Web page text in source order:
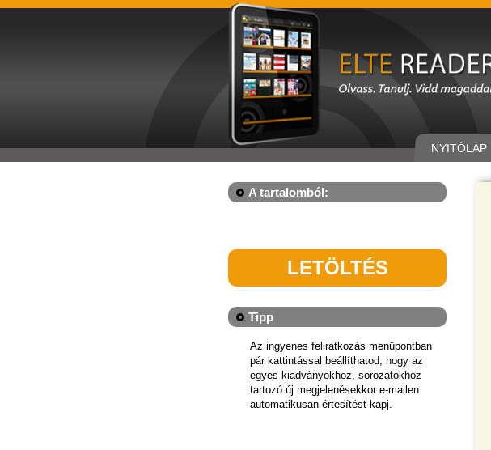
NYITÓLAP
A tartalomból:
LETÖLTÉS
Tipp
Az ingyenes feliratkozás menüpontban
pár kattintással beállíthatod, hogy az
egyes kiadványokhoz, sorozatokhoz
tartozó új megjelenésekkor e-mailen
automatikusan értesítést kapj.